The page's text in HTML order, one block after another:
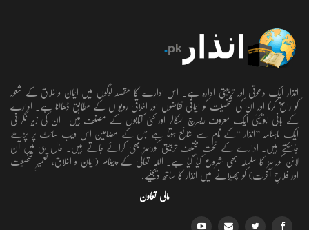
انذار ایک دعوتی اور تربیتی ادارہ ہے۔ اس ادارے کا مقصد لوگوں میں ایمان واخلاق کے شعور
کو راسخ کرنا اور ان کی شخصیت کو ایمانی تقاضوں اور اخلاقی رویو ں کے مطابق ڈھالنا ہے۔ ادارے
کے بانی ابویحییٰ ایک معروف ریسرچ اسکالر اور کئی کتابوں کے مصنف ہیں۔ ان کی زیر نگرانی
ایک ماہنامہ ’’انذار ‘‘کے نام سے شائع ہوتا ہے جس کے مضامین اس ویب سائٹ پر پڑھے
جاسکتے ہیں۔ ادارے کے تحت مختلف تربیتی کورسز بھی کرائے جاتے ہیں۔ حال ہی میں آن
لائن کورسز کا سلسلہ بھی شروع کیا گیا ہے۔ اللہ تعالٰی کے پیغام (ایمان و اخلاق، تعمیرِ شخصیت
اور فلاحِ آخرت) کو پھیلانے میں انذار کا ساتھ دیجئیے.
مالی تعاون